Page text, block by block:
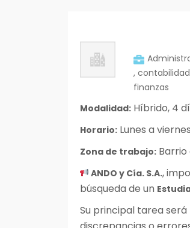
,
finanzas
Modalidad:Híbrido, 4
Horario:Lunes a
Zona de trabajo:Barrio
ANDO y Cía. S.A.,
búsqueda de un
Su principal tarea